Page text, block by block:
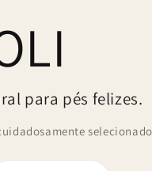
para pés felizes.